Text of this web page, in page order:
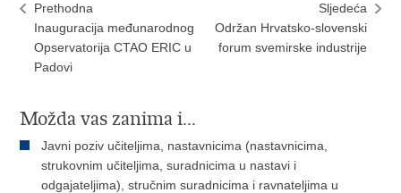
Prethodna
Inauguracija međunarodnog
Opservatorija CTAO ERIC u
Padovi
Sljedeća
Održan Hrvatsko-slovenski
forum svemirske industrije
Možda vas zanima i...
Javni poziv učiteljima, nastavnicima (nastavnicima,
strukovnim učiteljima, suradnicima u nastavi i
odgajateljima), stručnim suradnicima i ravnateljima u